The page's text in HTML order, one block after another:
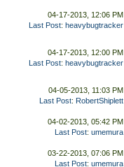
04-17-2013, 12:06 PM
Last Post: heavybugtracker
04-17-2013, 12:00 PM
Last Post: heavybugtracker
04-05-2013, 11:03 PM
Last Post: RobertShiplett
04-02-2013, 05:42 PM
Last Post: umemura
03-22-2013, 07:06 PM
Last Post: umemura